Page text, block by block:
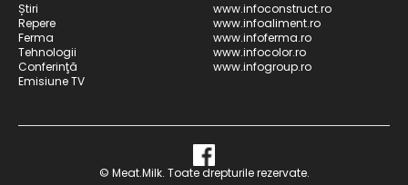
Știri
Repere
Ferma
Tehnologii
Conferinţă
Emisiune TV
www.infoconstruct.ro
www.infoaliment.ro
www.infoferma.ro
www.infocolor.ro
www.infogroup.ro
© Meat.Milk. Toate drepturile rezervate.